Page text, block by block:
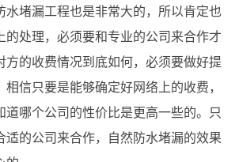
堵漏工程也是非常大的，所以肯定也
的处理，必须要和专业的公司来合作才
方的收费情况到底如何，必须要做好提
信只要是能够确定好网络上的收费，
道哪个公司的性价比是更高一些的。只
适的公司来合作，自然防水堵漏的效果